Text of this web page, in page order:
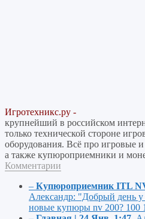
Игротехникс.ру -
крупнейший в российском
только технической стороне
оборудования. Всё про игровые
а также купюроприемники и
Комментарии
– Купюроприемник ITL
Александр: "Добрый день у
новые купюры nv 200? 100